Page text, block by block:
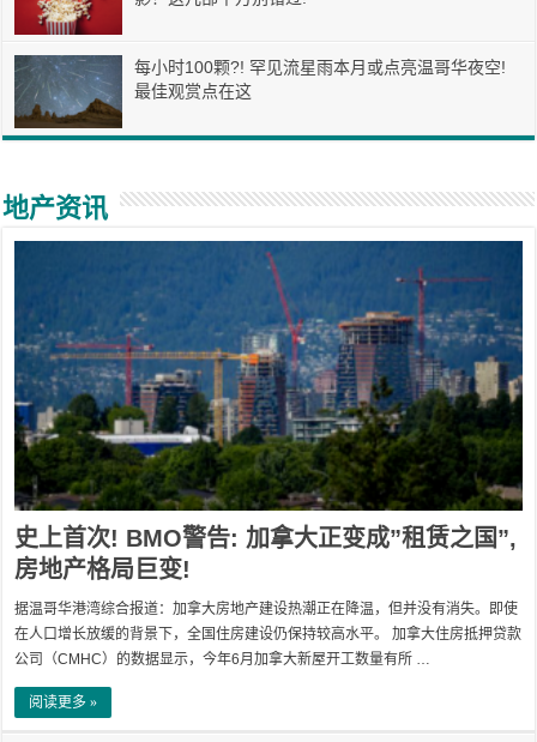
每小时100颗?! 罕见流星雨本月或点亮温哥华夜空!
最佳观赏点在这
地产资讯
史上首次! BMO警告: 加拿大正变成”租赁之国”,
房地产格局巨变!
据温哥华港湾综合报道：加拿大房地产建设热潮正在降温，但并没有消失。即使
在人口增长放缓的背景下，全国住房建设仍保持较高水平。 加拿大住房抵押贷款
公司（CMHC）的数据显示，今年6月加拿大新屋开工数量有所 …
阅读更多 »